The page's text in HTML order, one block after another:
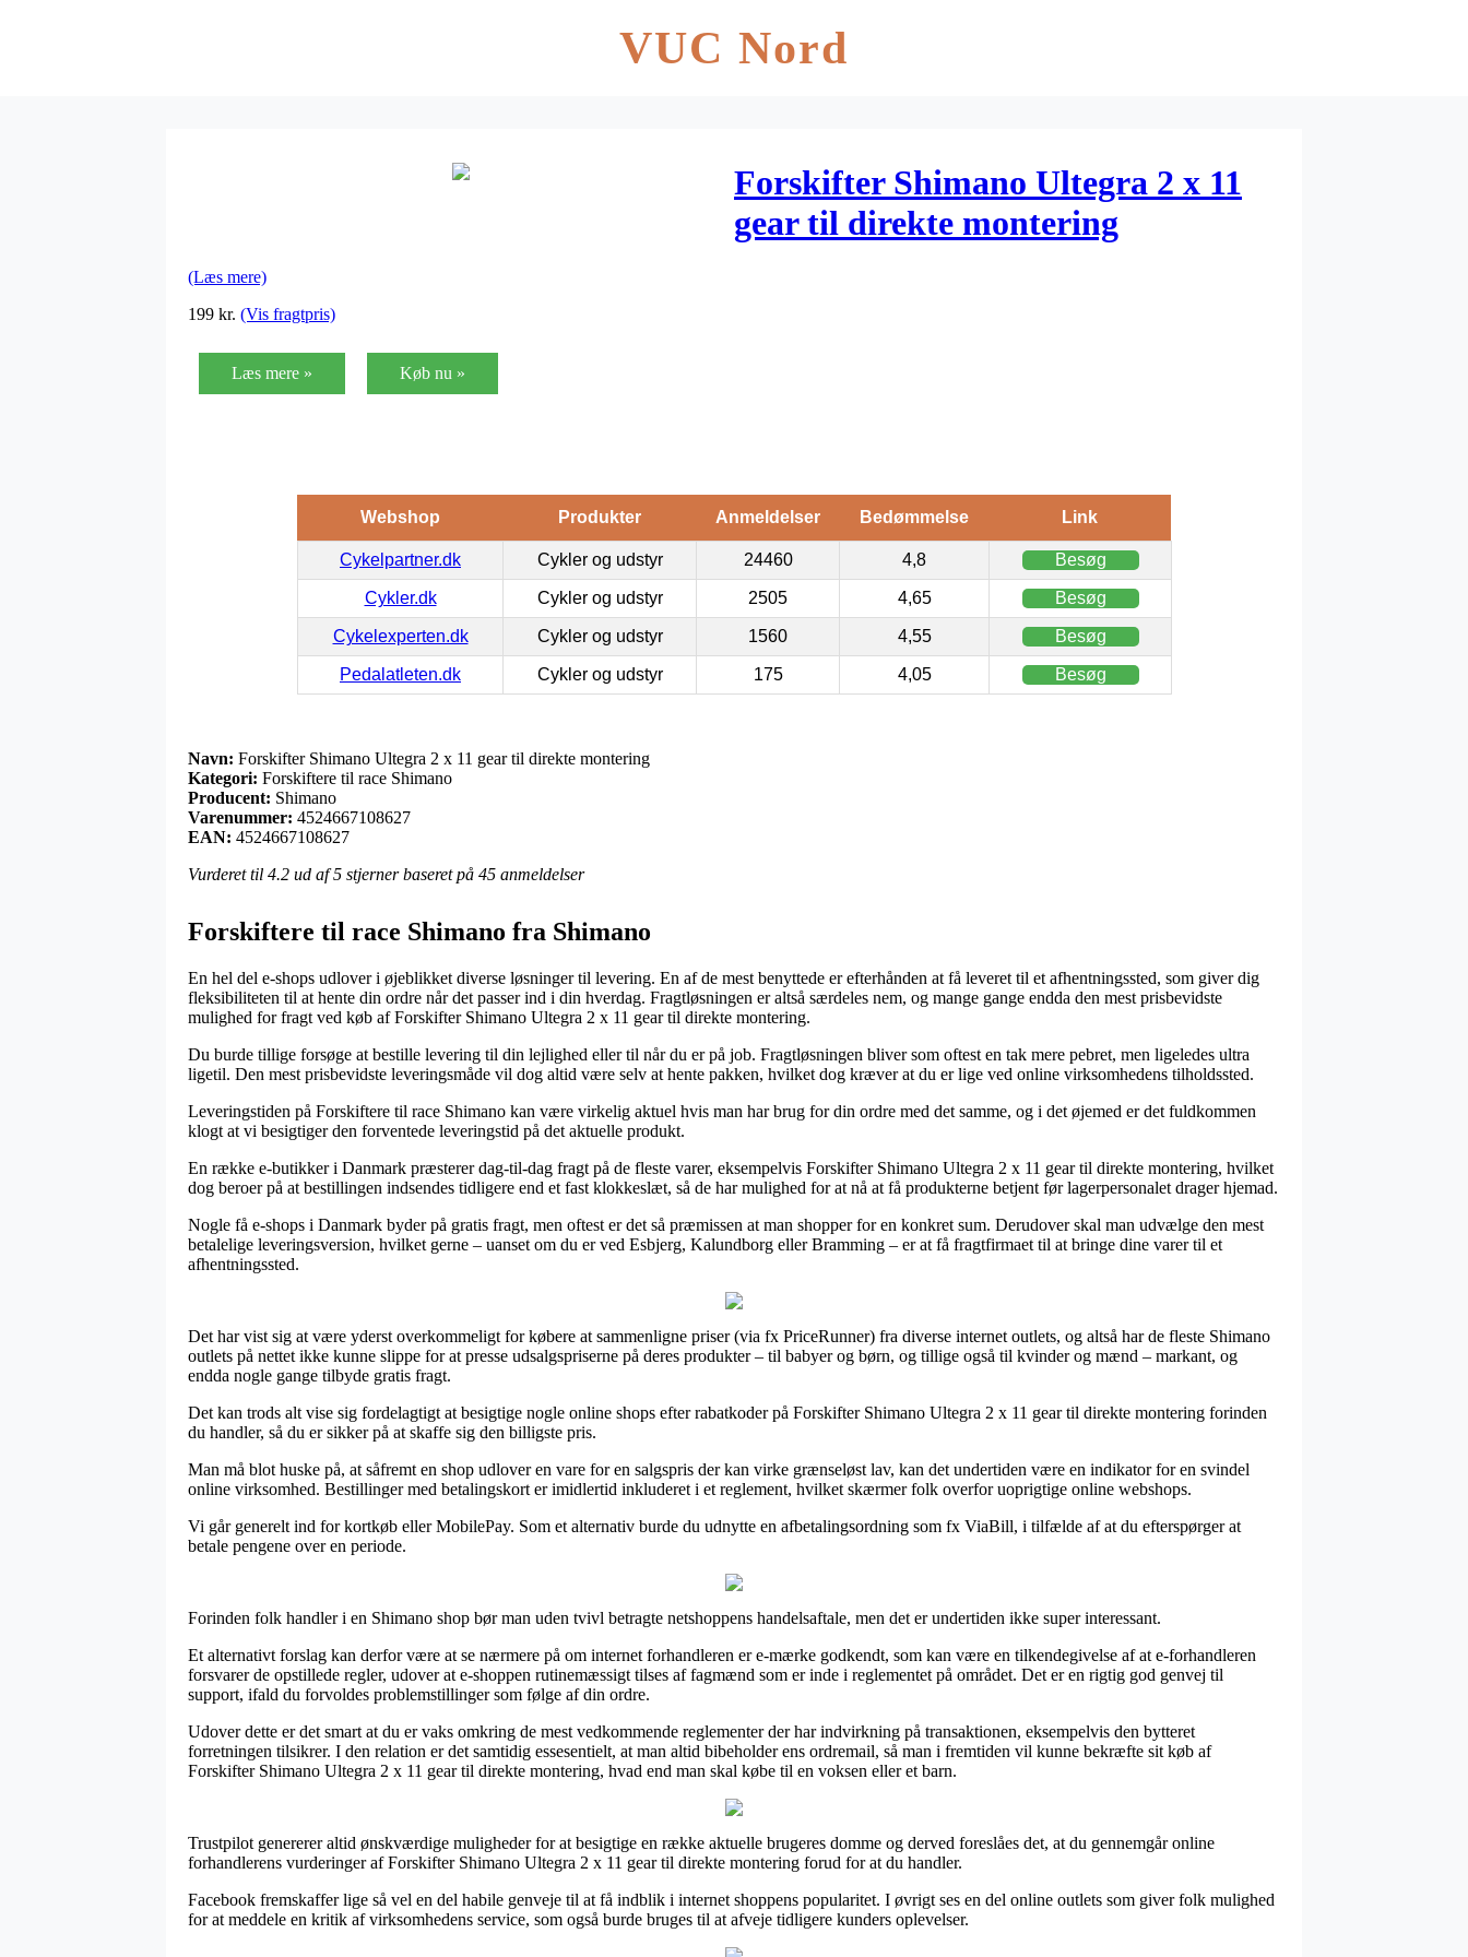
VUC Nord
Forskifter Shimano Ultegra 2 x 11
gear til direkte montering
(Læs mere)
199 kr. (Vis fragtpris)
Læs mere » Køb nu »
Webshop Produkter Anmeldelser Bedømmelse Link
Cykelpartner.dk Cykler og udstyr 24460 4,8 Besøg
Cykler.dk Cykler og udstyr 2505 4,65 Besøg
Cykelexperten.dk Cykler og udstyr 1560 4,55 Besøg
Pedalatleten.dk Cykler og udstyr 175 4,05 Besøg
Navn: Forskifter Shimano Ultegra 2 x 11 gear til direkte montering
Kategori: Forskiftere til race Shimano
Producent: Shimano
Varenummer: 4524667108627
EAN: 4524667108627
Vurderet til 4.2 ud af 5 stjerner baseret på 45 anmeldelser
Forskiftere til race Shimano fra Shimano
En hel del e-shops udlover i øjeblikket diverse løsninger til levering. En af de mest benyttede er efterhånden at få leveret til et afhentningssted, som giver dig
fleksibiliteten til at hente din ordre når det passer ind i din hverdag. Fragtløsningen er altså særdeles nem, og mange gange endda den mest prisbevidste
mulighed for fragt ved køb af Forskifter Shimano Ultegra 2 x 11 gear til direkte montering.
Du burde tillige forsøge at bestille levering til din lejlighed eller til når du er på job. Fragtløsningen bliver som oftest en tak mere pebret, men ligeledes ultra
ligetil. Den mest prisbevidste leveringsmåde vil dog altid være selv at hente pakken, hvilket dog kræver at du er lige ved online virksomhedens tilholdssted.
Leveringstiden på Forskiftere til race Shimano kan være virkelig aktuel hvis man har brug for din ordre med det samme, og i det øjemed er det fuldkommen
klogt at vi besigtiger den forventede leveringstid på det aktuelle produkt.
En række e-butikker i Danmark præsterer dag-til-dag fragt på de fleste varer, eksempelvis Forskifter Shimano Ultegra 2 x 11 gear til direkte montering, hvilket
dog beroer på at bestillingen indsendes tidligere end et fast klokkeslæt, så de har mulighed for at nå at få produkterne betjent før lagerpersonalet drager hjemad.
Nogle få e-shops i Danmark byder på gratis fragt, men oftest er det så præmissen at man shopper for en konkret sum. Derudover skal man udvælge den mest
betalelige leveringsversion, hvilket gerne – uanset om du er ved Esbjerg, Kalundborg eller Bramming – er at få fragtfirmaet til at bringe dine varer til et
afhentningssted.
Det har vist sig at være yderst overkommeligt for købere at sammenligne priser (via fx PriceRunner) fra diverse internet outlets, og altså har de fleste Shimano
outlets på nettet ikke kunne slippe for at presse udsalgspriserne på deres produkter – til babyer og børn, og tillige også til kvinder og mænd – markant, og
endda nogle gange tilbyde gratis fragt.
Det kan trods alt vise sig fordelagtigt at besigtige nogle online shops efter rabatkoder på Forskifter Shimano Ultegra 2 x 11 gear til direkte montering forinden
du handler, så du er sikker på at skaffe sig den billigste pris.
Man må blot huske på, at såfremt en shop udlover en vare for en salgspris der kan virke grænseløst lav, kan det undertiden være en indikator for en svindel
online virksomhed. Bestillinger med betalingskort er imidlertid inkluderet i et reglement, hvilket skærmer folk overfor uoprigtige online webshops.
Vi går generelt ind for kortkøb eller MobilePay. Som et alternativ burde du udnytte en afbetalingsordning som fx ViaBill, i tilfælde af at du efterspørger at
betale pengene over en periode.
Forinden folk handler i en Shimano shop bør man uden tvivl betragte netshoppens handelsaftale, men det er undertiden ikke super interessant.
Et alternativt forslag kan derfor være at se nærmere på om internet forhandleren er e-mærke godkendt, som kan være en tilkendegivelse af at e-forhandleren
forsvarer de opstillede regler, udover at e-shoppen rutinemæssigt tilses af fagmænd som er inde i reglementet på området. Det er en rigtig god genvej til
support, ifald du forvoldes problemstillinger som følge af din ordre.
Udover dette er det smart at du er vaks omkring de mest vedkommende reglementer der har indvirkning på transaktionen, eksempelvis den bytteret
forretningen tilsikrer. I den relation er det samtidig essesentielt, at man altid bibeholder ens ordremail, så man i fremtiden vil kunne bekræfte sit køb af
Forskifter Shimano Ultegra 2 x 11 gear til direkte montering, hvad end man skal købe til en voksen eller et barn.
Trustpilot genererer altid ønskværdige muligheder for at besigtige en række aktuelle brugeres domme og derved foreslåes det, at du gennemgår online
forhandlerens vurderinger af Forskifter Shimano Ultegra 2 x 11 gear til direkte montering forud for at du handler.
Facebook fremskaffer lige så vel en del habile genveje til at få indblik i internet shoppens popularitet. I øvrigt ses en del online outlets som giver folk mulighed
for at meddele en kritik af virksomhedens service, som også burde bruges til at afveje tidligere kunders oplevelser.